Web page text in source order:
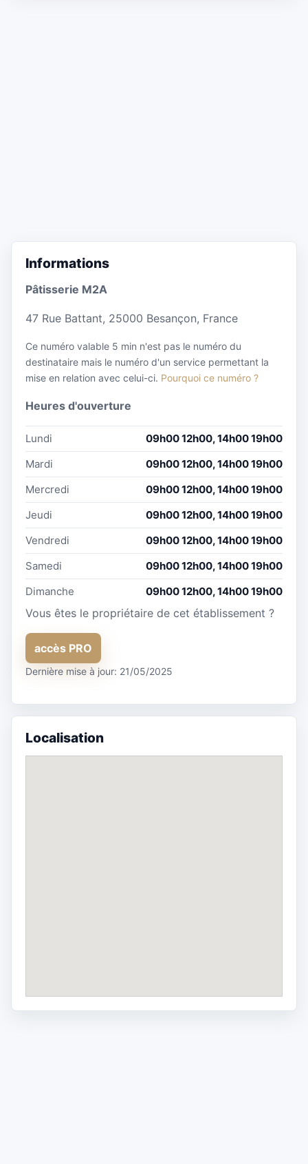
Informations
Pâtisserie M2A
47 Rue Battant, 25000 Besançon, France
Ce numéro valable 5 min n'est pas le numéro du
destinataire mais le numéro d'un service permettant la
mise en relation avec celui-ci. Pourquoi ce numéro ?
Heures d'ouverture
Lundi
09h00 12h00, 14h00 19h00
Mardi
09h00 12h00, 14h00 19h00
Mercredi
09h00 12h00, 14h00 19h00
Jeudi
09h00 12h00, 14h00 19h00
Vendredi
09h00 12h00, 14h00 19h00
Samedi
09h00 12h00, 14h00 19h00
Dimanche
09h00 12h00, 14h00 19h00
Vous êtes le propriétaire de cet établissement ?
accès PRO
Dernière mise à jour: 21/05/2025
Localisation